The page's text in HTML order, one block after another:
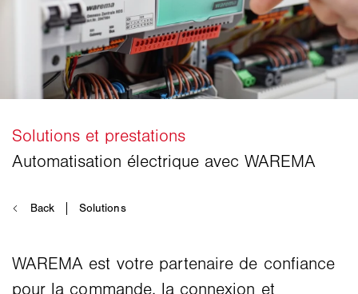
WAREMA est votre partenaire de confiance
pour la commande, la connexion et